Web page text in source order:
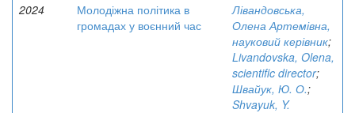
2024
Молодіжна політика в
громадах у воєнний час
Лівандовська,
Олена Артемівна,
науковий керівник;
Livandovska, Olena,
scientific director;
Швайук, Ю. О.;
Shvayuk, Y.